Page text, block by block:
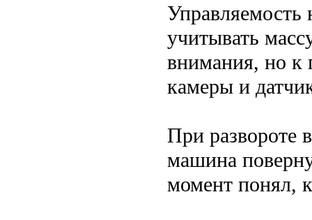
Управляемость
учитывать
внимания, но к
камеры и
При развороте
машина
момент понял,